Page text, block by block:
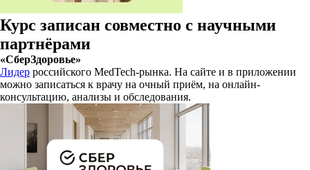
Курс записан совместно с научными
партнёрами
«СберЗдоровье»
Лидер российского MedTech-рынка. На сайте и в приложении
можно записаться к врачу на очный приём, на онлайн-
консультацию, анализы и обследования.